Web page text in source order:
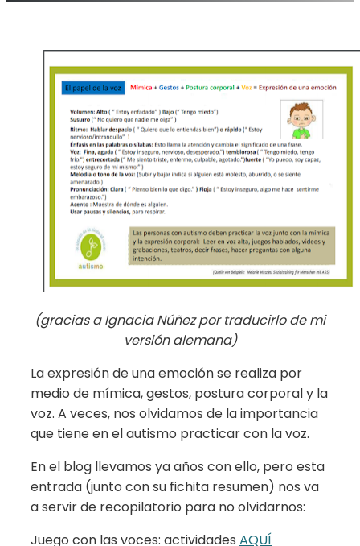
(gracias a Ignacia Núñez por traducirlo de mi
versión alemana)
La expresión de una emoción se realiza por
medio de mímica, gestos, postura corporal y la
voz. A veces, nos olvidamos de la importancia
que tiene en el autismo practicar con la voz.
En el blog llevamos ya años con ello, pero esta
entrada (junto con su fichita resumen) nos va
a servir de recopilatorio para no olvidarnos:
Juego con las voces: actividades AQUÍ